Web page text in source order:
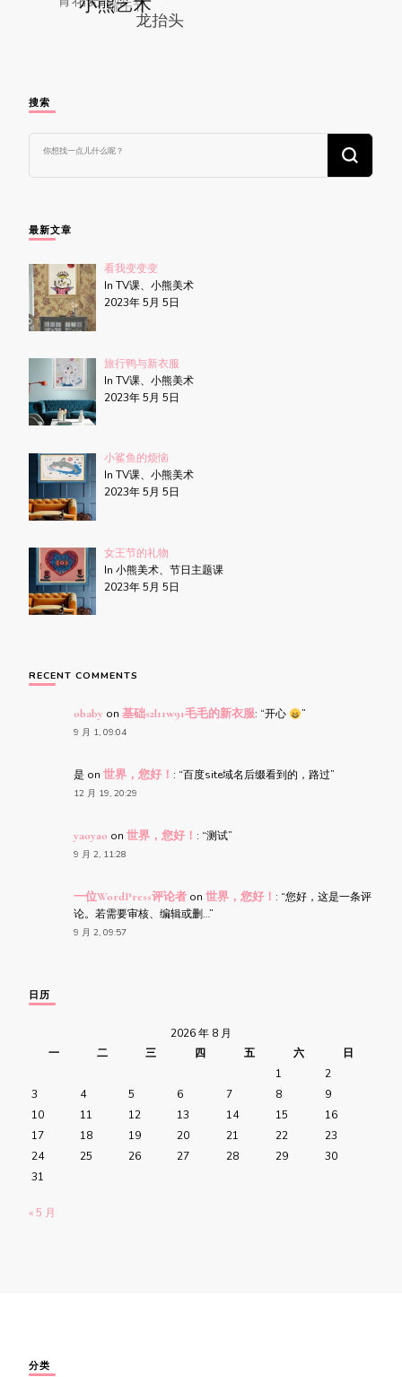
搜索
么
吗?
最新文章
看我变变变
In TV课、小熊美术
2023年 5月 5日
旅行鸭与新衣服
In TV课、小熊美术
2023年 5月 5日
小鲨鱼的烦恼
In TV课、小熊美术
2023年 5月 5日
女王节的礼物
In 小熊美术、节日主题课
2023年 5月 5日
RECENT COMMENTS
obaby on 基础s2l11w91毛毛的新衣服: “开心 ”
9 月 1, 09:04
是 on 世界，您好！ : “百度site域名后缀看到的，路过”
12 月 19, 20:29
yaoyao on 世界，您好！ : “测试”
9 月 2, 11:28
一位WordPress评论者 on 世界，您好！ : “您好，这是一条评
论。若需要审核、编辑或删…”
9 月 2, 09:57
日历
2026 年 8 月
一
二 三 四 五 六
日
1
2
3
4 5 6 7 8
9
10
11 12 13 14 15
16
17
18 19 20 21 22
23
24
25 26 27 28 29
30
31
« 5 月
分类